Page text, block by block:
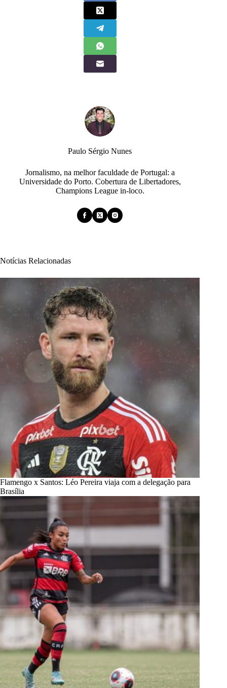
Paulo Sérgio Nunes
Jornalismo, na melhor faculdade de Portugal: a
Universidade do Porto. Cobertura de Libertadores,
Champions League in-loco.
Notícias Relacionadas
Flamengo x Santos: Léo Pereira viaja com a delegação para
Brasília